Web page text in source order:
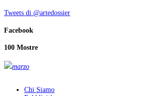
Tweets di @artedossier
Facebook
100 Mostre
marzo
Chi Siamo